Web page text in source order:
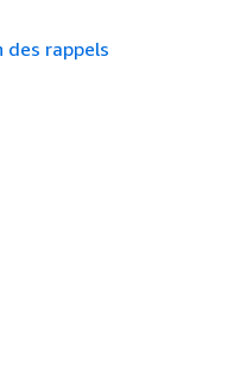
des rappels